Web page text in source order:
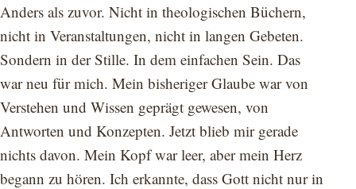
Anders als zuvor. Nicht in theologischen Büchern,
nicht in Veranstaltungen, nicht in langen Gebeten.
Sondern in der Stille. In dem einfachen Sein. Das
war neu für mich. Mein bisheriger Glaube war von
Verstehen und Wissen geprägt gewesen, von
Antworten und Konzepten. Jetzt blieb mir gerade
nichts davon. Mein Kopf war leer, aber mein Herz
begann zu hören. Ich erkannte, dass Gott nicht nur in